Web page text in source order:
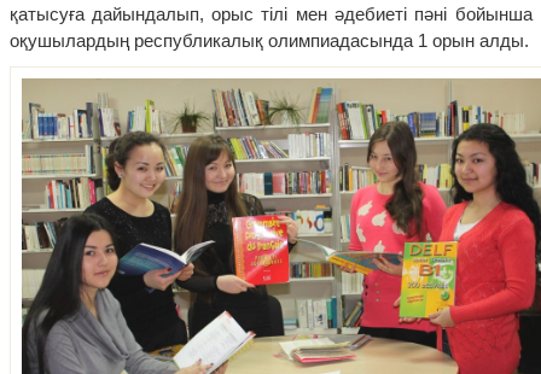
қатысуға дайындалып, орыс тілі мен әдебиеті пәні бойынша
оқушылардың республикалық олимпиадасында 1 орын алды.